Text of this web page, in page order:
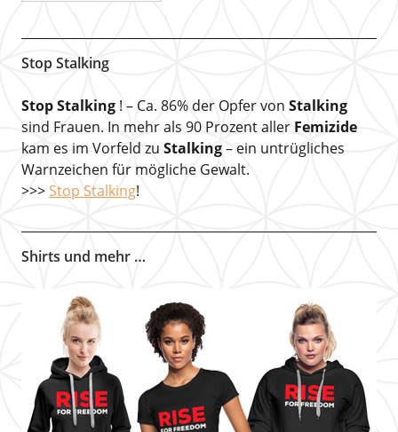
Stop Stalking
Stop Stalking! – Ca. 86% der Opfer von Stalking
sind Frauen. In mehr als 90 Prozent aller Femizide
kam es im Vorfeld zu Stalking– ein untrügliches
Warnzeichen für mögliche Gewalt.
>>> Stop Stalking!
Shirts und mehr …